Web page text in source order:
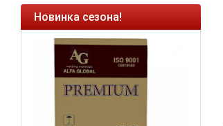
Новинка сезона!